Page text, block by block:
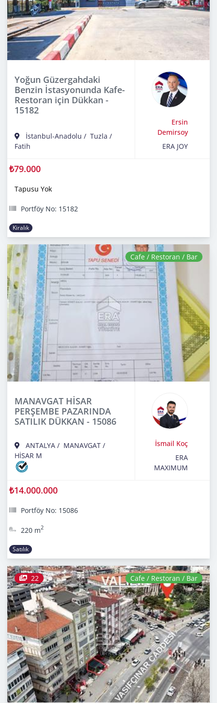
Yoğun Güzergahdaki
Benzin İstasyonunda Kafe-
Restoran için Dükkan -
15182
İstanbul-Anadolu / Tuzla /
Fatih
Ersin
Demirsoy
ERA JOY
₺79.000
Tapusu Yok
Portföy No: 15182
Kiralık
Cafe / Restoran / Bar
MANAVGAT HİSAR
PERŞEMBE PAZARINDA
SATILIK DÜKKAN - 15086
ANTALYA / MANAVGAT /
HİSAR M
İsmail Koç
ERA
MAXIMUM
₺14.000.000
Portföy No: 15086
220 m2
Satılık
22 Cafe / Restoran / Bar